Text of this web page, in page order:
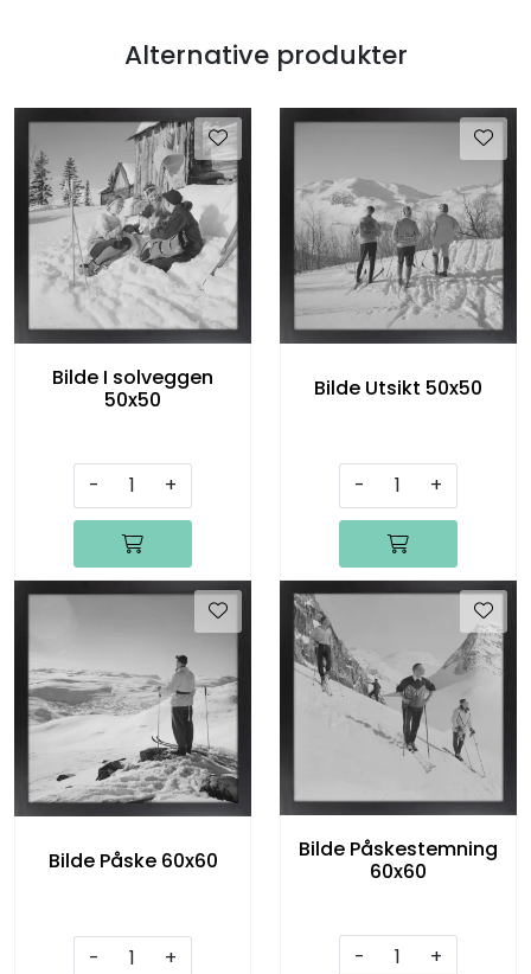
Alternative produkter
Bilde I solveggen
50x50
- +
Bilde Utsikt 50x50
- +
Bilde Påske 60x60
- +
Bilde Påskestemning
60x60
- +